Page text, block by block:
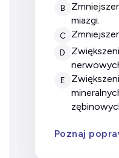
B
zmniejszenie liczby komórek
miazgi.
C
D
zwiększenie ilości włókien
E
zwiększenie odkładania złogów
Poznaj